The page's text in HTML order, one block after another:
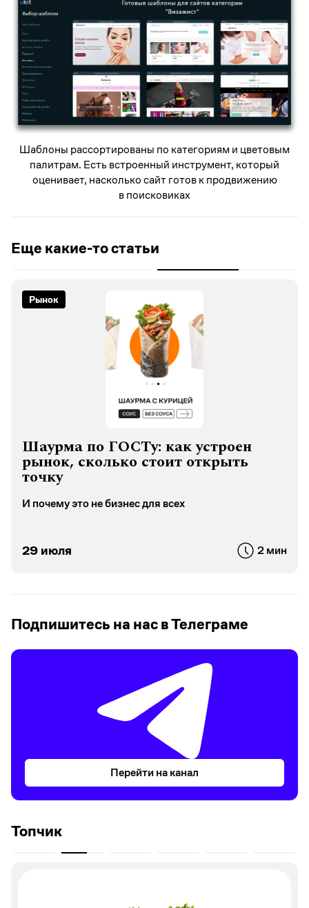
Шаблоны рассортированы по категориям и цветовым
палитрам. Есть встроенный инструмент, который
оценивает, насколько сайт готов к продвижению
в поисковиках
Еще какие-то статьи
Рынок
Шаурма по ГОСТу: как устроен
рынок, сколько стоит открыть
точку
И почему это не бизнес для всех
29 июля 2 мин
Подпишитесь на нас в Телеграме
Перейти на канал
Топчик